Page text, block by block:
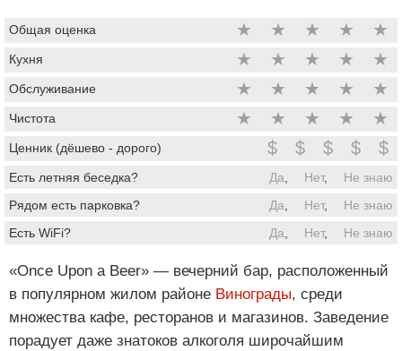
Общая оценка ★ ★ ★ ★ ★
Кухня ★ ★ ★ ★ ★
Обслуживание ★ ★ ★ ★ ★
Чистота ★ ★ ★ ★ ★
Ценник (дёшево - дорого) $ $ $ $ $
Есть летняя беседка? Да Нет,
Не знаю
Рядом есть парковка?
Да Нет,
Не знаю
Есть WiFi?
Да Нет, Не знаю
«Once Upon a Beer» — вечерний бар, расположенный
в популярном жилом районе Винограды, среди
множества кафе, ресторанов и магазинов. Заведение
порадует даже знатоков алкоголя широчайшим